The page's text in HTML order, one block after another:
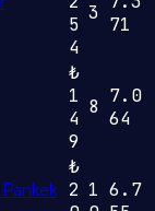
5
4
3
71
₺
1
4
9
8 7.0
64
₺
2 1 6.7